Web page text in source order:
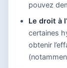
pouvez
Le droit à
certaines
obtenir